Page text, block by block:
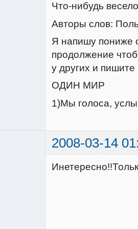
Что-нибудь
Авторы слов:
Я напишу пониже
продолжение
у других и
ОДИН МИР
1)Мы голоса,
2008-03-14